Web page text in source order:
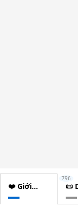
❤️ Giới
thiệu
📜
sách
796